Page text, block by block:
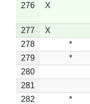
276
X
277 X
278
*
279
*
280
281
282
*